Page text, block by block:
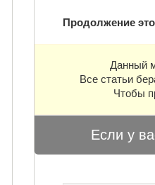
Продолжение
Данный
Все статьи
Чтобы
Если у